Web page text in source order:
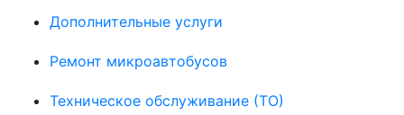
Дополнительные услуги
Ремонт микроавтобусов
Техническое обслуживание (ТО)